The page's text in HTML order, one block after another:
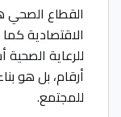
القطاع الصحي
الاقتصادية كما
للرعاية
أرقام، بل هو
للمجتمع.